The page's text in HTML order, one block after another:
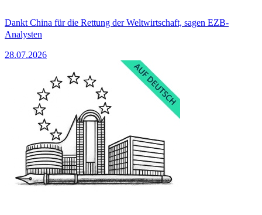
Dankt China für die Rettung der Weltwirtschaft, sagen EZB-
Analysten
28.07.2026